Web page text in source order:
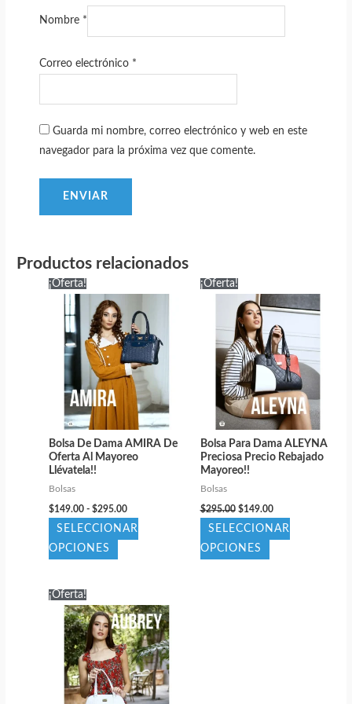
Nombre *
Correo electrónico *
Guarda mi nombre, correo electrónico y web en este
navegador para la próxima vez que comente.
Productos relacionados
¡Oferta!
Bolsa De Dama AMIRA De
Oferta Al Mayoreo
Llévatela!!
Bolsas
$149.00 - $295.00Rango
de
precios:
desde
SELECCIONAR
OPCIONES
múltiples
variantes.
Las
opciones
se
¡Oferta!
Bolsa Para Dama ALEYNA
Preciosa Precio Rebajado
Mayoreo!!
Bolsas
$295.00 El
precio
original
era:
$149.00El
precio
actual
es:
SELECCIONAR
OPCIONES
¡Oferta!